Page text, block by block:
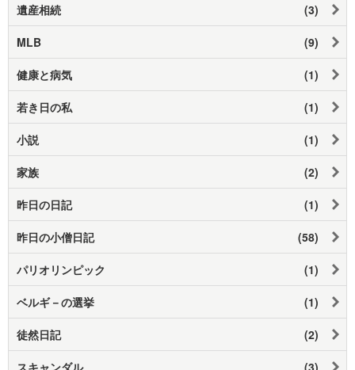
遺産相続 (3)
MLB (9)
健康と病気 (1)
若き日の私 (1)
小説 (1)
家族 (2)
昨日の日記 (1)
昨日の小僧日記 (58)
パリオリンピック (1)
ベルギ－の選挙 (1)
徒然日記 (2)
スキャンダル (3)